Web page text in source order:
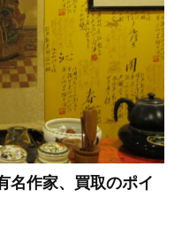
名作家、買取のポイ